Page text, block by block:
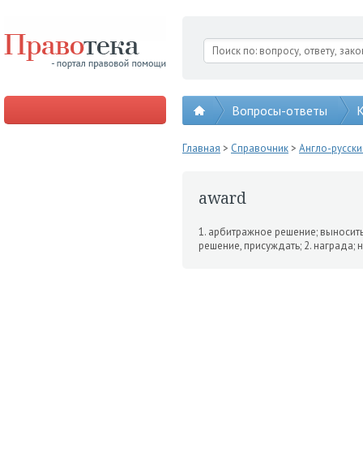
Вопросы-ответы
Главная > Справочник> Англо-
award
1. арбитражное решение;
решение, присуждать; 2. на­града;